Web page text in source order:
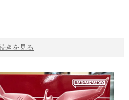
きを見る